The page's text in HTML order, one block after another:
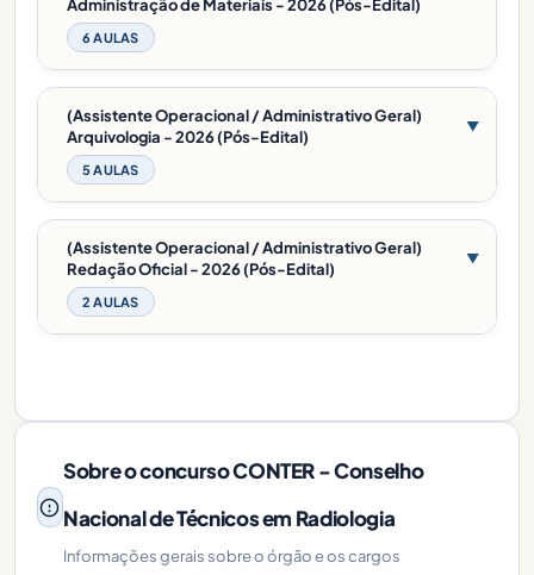
Administração de Materiais - 2026 (Pós-Edital)
6 AULAS
(Assistente Operacional / Administrativo Geral)
Arquivologia - 2026 (Pós-Edital)
5 AULAS
▼
(Assistente Operacional / Administrativo Geral)
Redação Oficial - 2026 (Pós-Edital)
2 AULAS
▼
Sobre o concurso CONTER - Conselho
Nacional de Técnicos em Radiologia
Informações gerais sobre o órgão e os cargos